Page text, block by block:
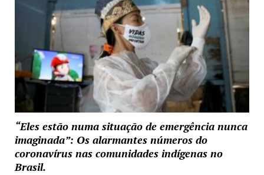
“Eles estão numa situação de emergência nunca
imaginada”: Os alarmantes números do
coronavírus nas comunidades indígenas no
Brasil.